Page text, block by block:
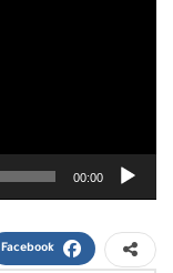
00:00
Facebook